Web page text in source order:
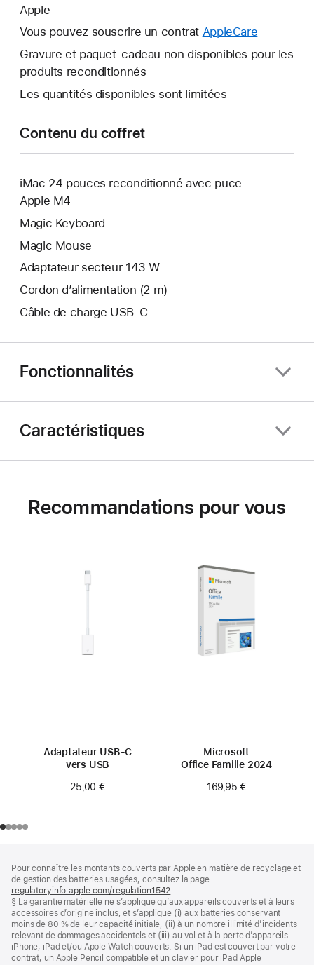
fenêtre
Apple
Vous pouvez souscrire un contrat AppleCare
nouvelle
Gravure et paquet-cadeau non disponibles pour les
produits reconditionnés
Les quantités disponibles sont limitées
Contenu du coffret
iMac 24 pouces reconditionné avec puce
Apple M4
Magic Keyboard
Magic Mouse
Adaptateur secteur 143 W
Cordon d’alimentation (2 m)
Câble de charge USB‑C
Fonctionnalités
Caractéristiques
Recommandations pour vous
Adaptateur USB-C
vers USB
25,00 €
Microsoft
Office Famille 2024
169,95 €
de
page
de
bas
de
page
Pour connaître les montants couverts par Apple en matière de recyclage et
de gestion des batteries usagées, consultez la page
regulatoryinfo.apple.com/regulation1542
dans
une
nouvelle
fenêtre)
§ La garantie matérielle ne s’applique qu’aux appareils couverts et à leurs
accessoires d’origine inclus, et s’applique (i) aux batteries conservant
moins de 80 % de leur capacité initiale, (ii) à un nombre illimité d’incidents
relevant de dommages accidentels et (iii) au vol et à la perte d’appareils
iPhone, iPad et/ou Apple Watch couverts. Si un iPad est couvert par votre
contrat, un Apple Pencil compatible et un clavier pour iPad Apple